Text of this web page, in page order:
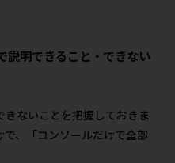
説明できること・できない
ないことを把握しておきま
、「コンソールだけで全部